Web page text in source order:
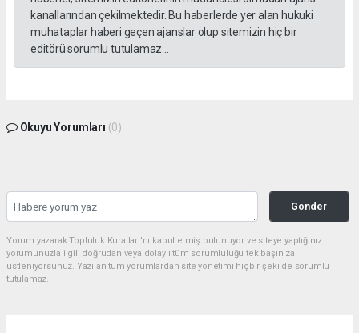
kanallarından çekilmektedir. Bu haberlerde yer alan hukuki
muhataplar haberi geçen ajanslar olup sitemizin hiç bir
editörü sorumlu tutulamaz...
Okuyu Yorumları (0)
Gonder
Yorum yazarak Topluluk Kuralları’nı kabul etmiş bulunuyor ve siteye yaptığınız
yorumunuzla ilgili doğrudan veya dolaylı tüm sorumluluğu tek başınıza
üstleniyorsunuz. Yazılan tüm yorumlardan site yönetimi hiçbir şekilde sorumlu
tutulamaz.